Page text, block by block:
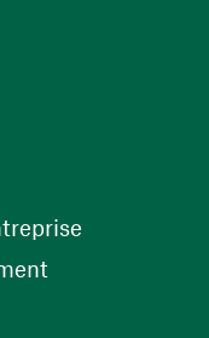
nouvelle fenêtre)
une nouvelle